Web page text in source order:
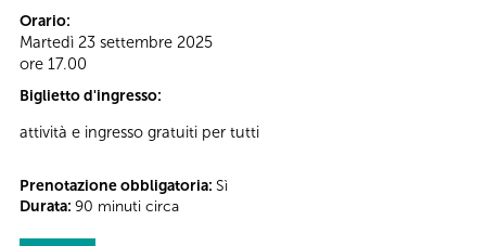
Orario:
Martedì 23 settembre 2025
ore 17.00
Biglietto d'ingresso:
attività e ingresso gratuiti per tutti
Prenotazione obbligatoria: Sì
Durata: 90 minuti circa